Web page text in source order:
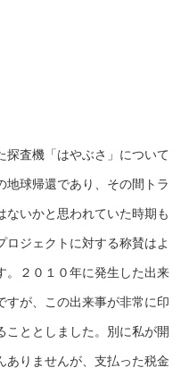
探査機「はやぶさ」について
地球帰還であり、その間トラ
ないかと思われていた時期も
ロジェクトに対する称賛はよ
。２０１０年に発生した出来
すが、この出来事が非常に印
こととしました。別に私が開
ありませんが、支払った税金